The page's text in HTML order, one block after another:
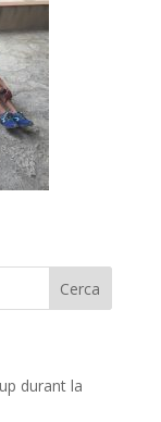
durant la